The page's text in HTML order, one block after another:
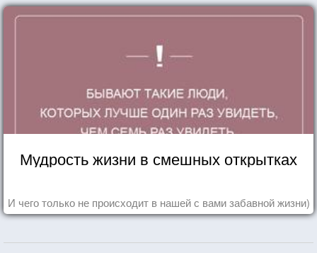
Мудрость жизни в смешных открытках
И чего только не происходит в нашей с вами забавной жизни)